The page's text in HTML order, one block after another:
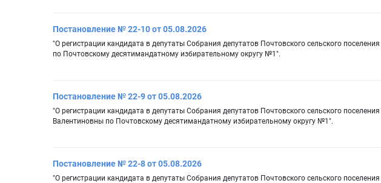
Постановление № 22-10 от 05.08.2026
"О регистрации кандидата в депутаты Собрания депутатов Почтовского сельского
по Почтовскому десятимандатному избирательному округу №1".
Постановление № 22-9 от 05.08.2026
"О регистрации кандидата в депутаты Собрания депутатов Почтовского сельского
Валентиновны по Почтовскому десятимандатному избирательному округу №1".
Постановление № 22-8 от 05.08.2026
"О регистрации кандидата в депутаты Собрания депутатов Почтовского сельского